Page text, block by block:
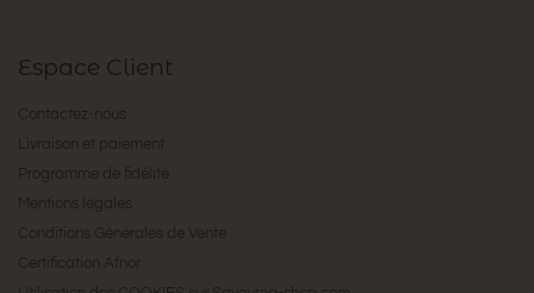
Espace Client